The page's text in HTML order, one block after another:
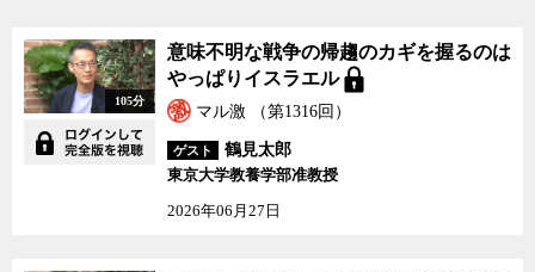
問われる外交交渉や国連決議の場では、実は日本外交は何度も馬脚
を現していたということになる。知らぬは日本人ばかりなりという
ことか。
河辺氏は、日本の外務省が事実上法を超越した存在として、国会
のチェックすら及ばない状態にあることに、日本外交が国民から乖
離したり、暴走したりする原因があるとの見方を示すが、その一方
で、その責任は外務省だけはなく、外交政策のチェックや検証を怠
105分
意味不明な戦争の帰趨のカギを握るのは
やっぱりイスラエル
マル激 （第1316回）
ゲスト
鶴見太郎
東京大学教養学部准教授
2026年06月27日